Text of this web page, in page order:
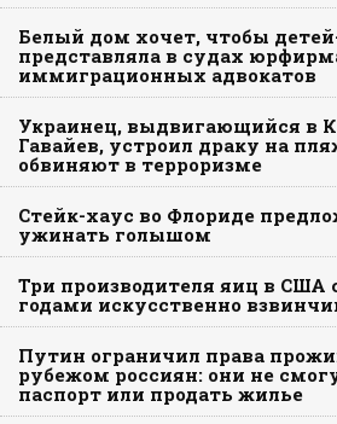
Белый дом хочет, чтобы
представляла в судах
иммиграционных адвокатов
Украинец, выдвигающийся в
Гавайев, устроил драку на
обвиняют в терроризме
Стейк-хаус во Флориде
ужинать голышом
Три производителя яиц в США
годами искусственно
Путин ограничил права
рубежом россиян: они не
паспорт или продать жилье